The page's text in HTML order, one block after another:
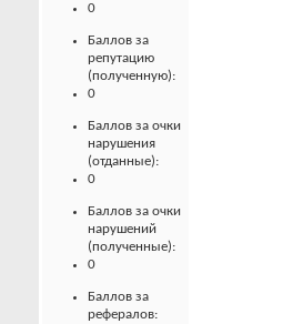
0
Баллов за
репутацию
(полученную):
0
Баллов за очки
нарушения
(отданные):
0
Баллов за очки
нарушений
(полученные):
0
Баллов за
рефералов: